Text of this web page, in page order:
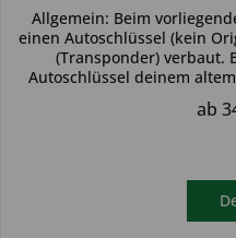
Allgemein: Beim
einen Autoschlüssel (kein
(Transponder) verbaut.
Autoschlüssel deinem
ab